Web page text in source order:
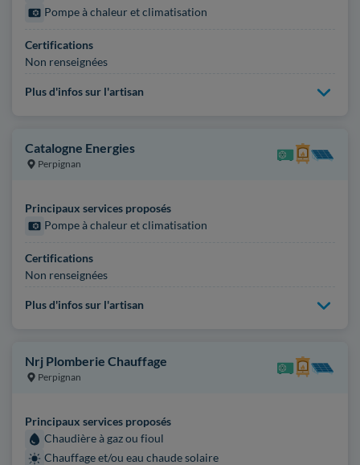
Pompe à chaleur et climatisation
Certifications
Non renseignées
Plus d'infos sur l'artisan
Catalogne Energies
Perpignan
Principaux services proposés
Pompe à chaleur et climatisation
Certifications
Non renseignées
Plus d'infos sur l'artisan
Nrj Plomberie Chauffage
Perpignan
Principaux services proposés
Chaudière à gaz ou fioul
Chauffage et/ou eau chaude solaire